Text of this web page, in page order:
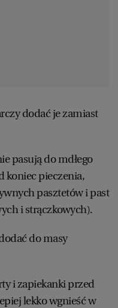
dodać je zamiast
pasują do mdłego
koniec pieczenia,
pasztetów i past
i strączkowych).
do masy
i zapiekanki przed
lekko wgnieść w